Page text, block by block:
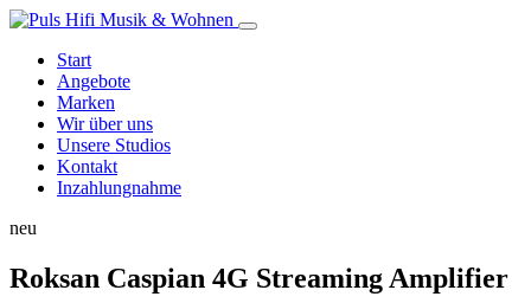
Start
Angebote
Marken
Wir über uns
Unsere Studios
Kontakt
Inzahlungnahme
neu
Roksan Caspian 4G Streaming Amplifier